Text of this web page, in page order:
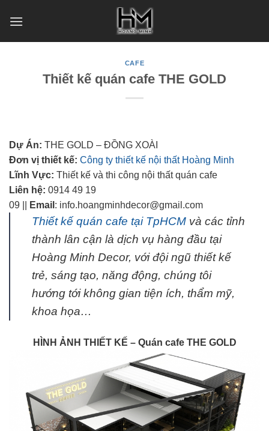
CAFE
Thiết kế quán cafe THE GOLD
Dự Án: THE GOLD – ĐỒNG XOÀI
Đơn vị thiết kế: Công ty thiết kế nội thất Hoàng Minh
Lĩnh Vực: Thiết kế và thi công nội thất quán cafe
Liên hệ: 0914 49 19
09 ||
Email : info.hoangminhdecor@gmail.com
Thiết kế quán cafe tại TpHCM và các tỉnh
thành lân cận là dịch vụ hàng đầu tại
Hoàng Minh Decor, với đội ngũ thiết kế
trẻ, sáng tạo, năng động, chúng tôi
hướng tới không gian tiện ích, thẩm mỹ,
khoa họa…
HÌNH ẢNH THIẾT KẾ – Quán cafe THE GOLD